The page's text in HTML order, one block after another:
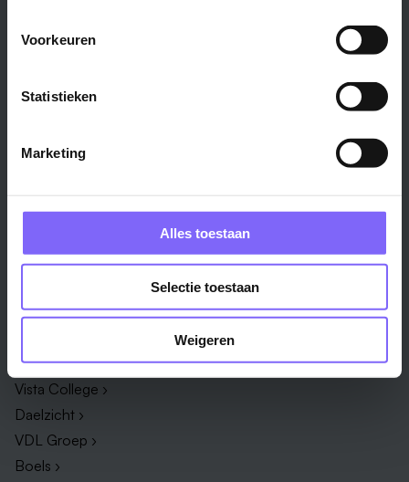
Voorkeuren
Statistieken
Marketing
Alles toestaan
Selectie toestaan
Weigeren
Weert ›
Vakgebied
Onderwijs ›
ICT ›
Productiemedewerker ›
Bedrijf
Zuyderland ›
Vista College ›
Daelzicht ›
VDL Groep ›
Boels ›